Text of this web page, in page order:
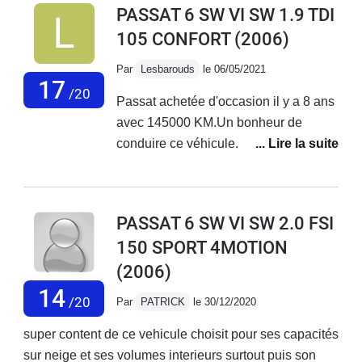
parvient sans peine à emmener le
break aux allures réglementaire,
cependant pas du tout molle. Elle offre
un grand espace de vie et de
rangement, une capacité de
quotidien et tout spécialement lors des
consommation très raisonnable. Peu
d'incidents à souligner en maintenant
298000km: le classique étrier de frein
voyant pollution qui s'allume de façon
intempestive mais facilement réparé
17 /20
PASSAT 6 SW VI SW 1.9 TDI
105 CONFORT(2006)
Par Lesbarouds le 06/05/2021
Passat achetée d'occasion il y a 8 ans
avec 145000 KM.Un bonheur de
conduire ce véhicule. C'est une
robustesse, on se sent en sécurité.
manoeuvrer qu'on en oublierait
presque qu'elle est si longue. Niveau
consommation, c'est bien sûr sur
apprécie très vite la largesse et la
distance entre les passagers à l'avant,
14/20
PASSAT 6 SW VI SW 2.0 FSI
150 SPORT 4MOTION
(2006)
Par PATRICK le 30/12/2020
super content de ce vehicule choisit pour ses capacités
sur neige et ses volumes interieurs surtout puis son